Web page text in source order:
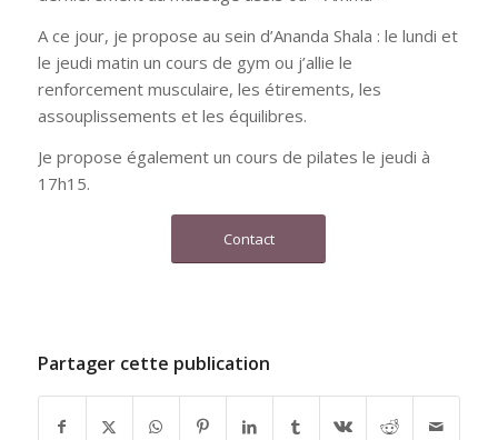
A ce jour, je propose au sein d’Ananda Shala : le lundi et
le jeudi matin un cours de gym ou j’allie le
renforcement musculaire, les étirements, les
assouplissements et les équilibres.
Je propose également un cours de pilates le jeudi à
17h15.
Contact
Partager cette publication